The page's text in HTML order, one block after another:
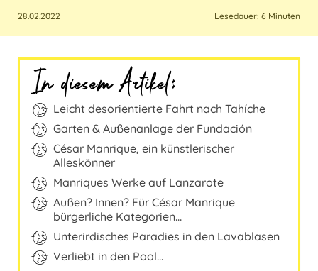
Österreich
Polen
Portugal
Türkei
Ungarn
28.02.2022 Lesedauer: 6 Minuten
In diesem Artikel:
Leicht desorientierte Fahrt nach Tahíche
Garten & Außenanlage der Fundación
César Manrique, ein künstlerischer
Alleskönner
Manriques Werke auf Lanzarote
Außen? Innen? Für César Manrique
bürgerliche Kategorien…
Unterirdisches Paradies in den Lavablasen
Verliebt in den Pool…